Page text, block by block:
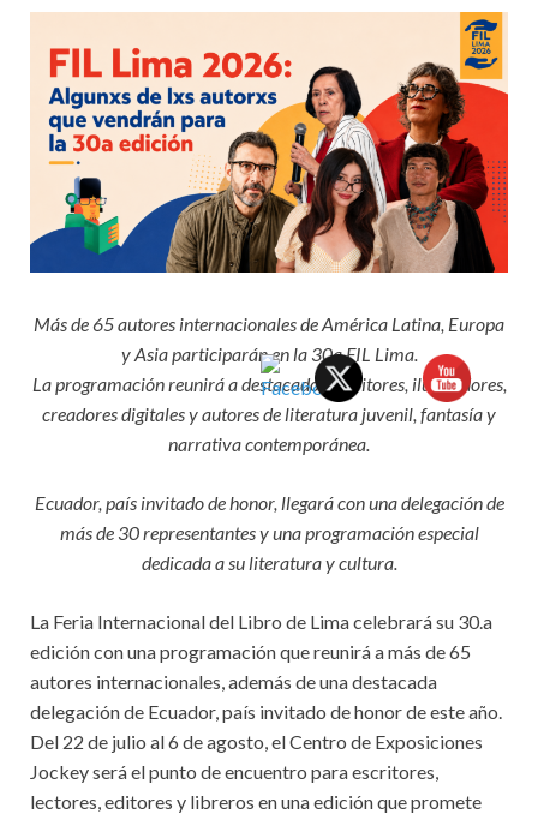
Más de 65 autores internacionales de América Latina, Europa
y Asia participarán en la 30a FIL Lima.
La programación reunirá a destacados escritores, ilustradores,
creadores digitales y autores de literatura juvenil, fantasía y
narrativa contemporánea.
Ecuador, país invitado de honor, llegará con una delegación de
más de 30 representantes y una programación especial
dedicada a su literatura y cultura.
La Feria Internacional del Libro de Lima celebrará su 30.a
edición con una programación que reunirá a más de 65
autores internacionales, además de una destacada
delegación de Ecuador, país invitado de honor de este año.
Del 22 de julio al 6 de agosto, el Centro de Exposiciones
Jockey será el punto de encuentro para escritores,
lectores, editores y libreros en una edición que promete